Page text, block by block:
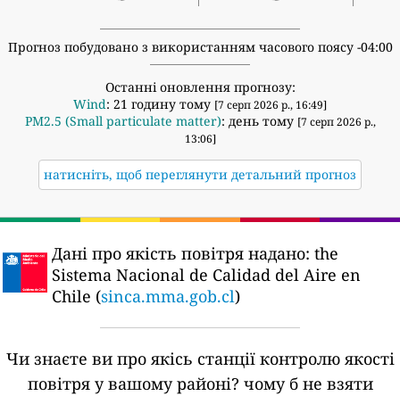
Прогноз побудовано з використанням часового поясу -04:00
Останні оновлення прогнозу:
Wind: 21 годину тому [7 серп 2026 р., 16:49]
PM2.5 (Small particulate matter): день тому [7 серп 2026 р.,
13:06]
натисніть, щоб переглянути детальний прогноз
Дані про якість повітря надано: the
Sistema Nacional de Calidad del Aire en
Chile (sinca.mma.gob.cl)
Чи знаєте ви про якісь станції контролю якості
повітря у вашому районі? чому б не взяти